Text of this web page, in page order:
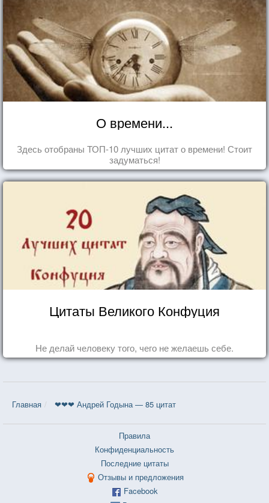
О времени...
Здесь отобраны ТОП-10 лучших цитат о времени! Стоит
задуматься!
Цитаты Великого Конфуция
Не делай человеку того, чего не желаешь себе.
Главная ❤❤❤ Андрей Годына — 85 цитат
Правила
Конфиденциальность
Последние цитаты
Отзывы и предложения
Facebook